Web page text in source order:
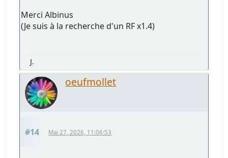
Merci Albinus
(Je suis à la recherche d'un RF x1.4)
J.
oeufmollet
#14 Mai 27, 2026, 11:06:53